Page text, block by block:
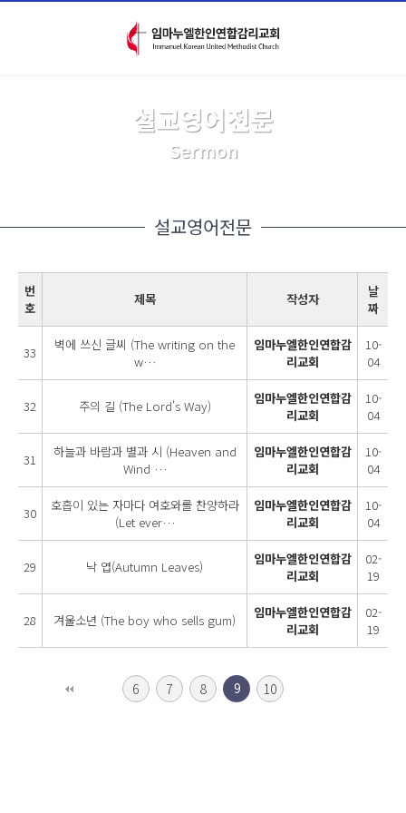
설교영어전문
Sermon
설교영어전문
번
호
제목 작성자
날
짜
33
벽에 쓰신 글씨 (The writing on the
w…
임마누엘한인연합감
리교회
10-
04
32 주의 길 (The Lord's Way)
임마누엘한인연합감
리교회
10-
04
31
하늘과 바람과 별과 시 (Heaven and
Wind …
임마누엘한인연합감
리교회
10-
04
30
호흡이 있는 자마다 여호와를 찬양하라
(Let ever…
임마누엘한인연합감
리교회
10-
04
29 낙 엽(Autumn Leaves)
임마누엘한인연합감
리교회
02-
19
28 겨울소년 (The boy who sells gum)
임마누엘한인연합감
리교회
02-
19
6 7 8 9 10